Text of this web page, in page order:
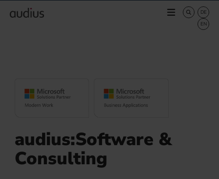
audius:Software &
Consulting